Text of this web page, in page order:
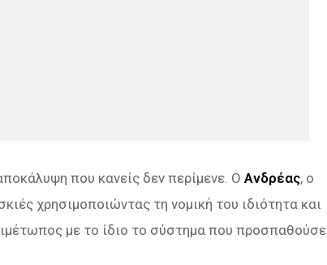
που κανείς δεν περίμενε. Ο Ανδρέας, ο
χρησιμοποιώντας τη νομική του ιδιότητα και
με το ίδιο το σύστημα που προσπαθούσε